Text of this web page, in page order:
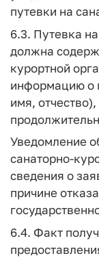
путевки на
6.3. Путевка
должна
курортной
информацию о
имя,
Уведомление
санаторно-
сведения о
причине
6.4. Факт